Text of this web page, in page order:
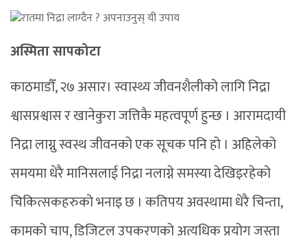
अस्मिता सापकोटा
काठमाडौँ, २७ असार। स्वास्थ्य जीवनशैलीको लागि निद्रा
श्वासप्रश्वास र खानेकुरा जत्तिकै महत्वपूर्ण हुन्छ । आरामदायी
निद्रा लाग्नु स्वस्थ जीवनको एक सूचक पनि हो । अहिलेको
समयमा धेरै मानिसलाई निद्रा नलाग्ने समस्या देखिइरहेको
चिकित्सकहरुको भनाइ छ । कतिपय अवस्थामा धेरै चिन्ता,
कामको चाप, डिजिटल उपकरणको अत्यधिक प्रयोग जस्ता